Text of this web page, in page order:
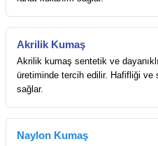
Akrilik Kumaş
Akrilik kumaş sentetik ve
üretiminde tercih edilir. Hafifliği ve
sağlar.
Naylon Kumaş